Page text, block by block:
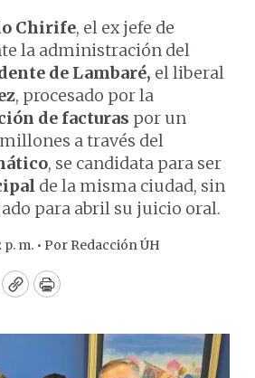
Chirife, el ex jefe de
la administración del
de Lambaré, el liberal
, procesado por la
de facturas por un
millones a través del
, se candidata para ser
de la misma ciudad, sin
para abril su juicio oral.
m. • Por Redacción ÚH
CopyPrint